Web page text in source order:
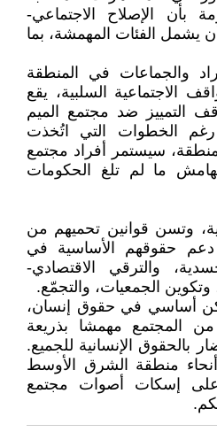
بأن الإصلاح الاجتماعي-
يشمل الفئات المهمشة، بما
والجماعات في المنطقة
الاجتماعية السلبية، يقع
التمييز ضد مجتمع الميم
الخطوات التي اتُخذت
سيستمر أفراد مجتمع
ما لم تلغ الحكومات
وتسن قوانين تحميهم من
دعم حقوقهم الأساسية في
والترقي الاقتصادي-
وتكوين الجمعيات، والتجمّع.
أساسي في حقوق إنسان،
المجتمع مهمشا بذريعة
بالحقوق الإنسانية للجميع.
منطقة الشرق الأوسط
على إسكات أصوات مجتمع